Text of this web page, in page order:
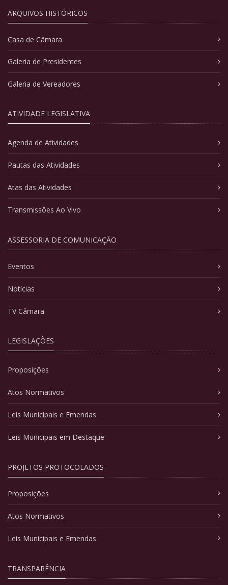
ARQUIVOS HISTÓRICOS
Casa de Câmara
Galeria de Presidentes
Galeria de Vereadores
ATIVIDADE LEGISLATIVA
Agenda de Atividades
Pautas das Atividades
Atas das Atividades
Transmissões Ao Vivo
ASSESSORIA DE COMUNICAÇÃO
Eventos
Notícias
TV Câmara
LEGISLAÇÕES
Proposições
Atos Normativos
Leis Municipais e Emendas
Leis Municipais em Destaque
PROJETOS PROTOCOLADOS
Proposições
Atos Normativos
Leis Municipais e Emendas
TRANSPARÊNCIA